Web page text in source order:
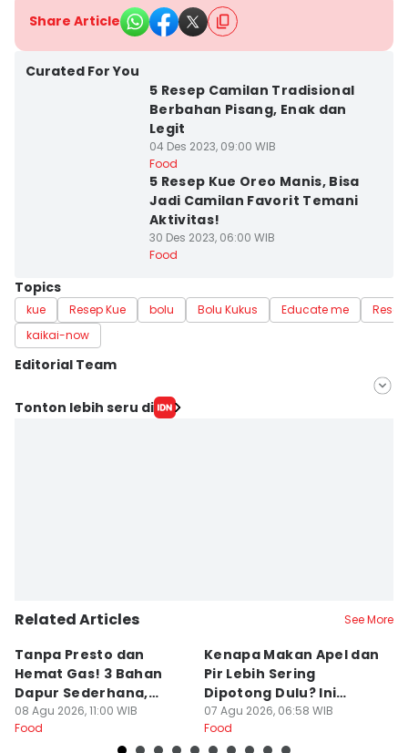
Share Article
Curated For You
5 Resep Camilan Tradisional
Berbahan Pisang, Enak dan
Legit
04 Des 2023, 09:00 WIB
Food
5 Resep Kue Oreo Manis, Bisa
Jadi Camilan Favorit Temani
Aktivitas!
30 Des 2023, 06:00 WIB
Food
Topics
kue Resep Kue bolu Bolu Kukus Educate me
kaikai-now
Editorial Team
Editor
Tonton lebih seru di
Related Articles See More
Tanpa Presto dan
Hemat Gas! 3 Bahan
Dapur Sederhana,
Daging Sapi Empuk
Dalam 15 Menit
08 Agu 2026, 11:00 WIB
Food
Kenapa Makan Apel dan
Pir Lebih Sering
Dipotong Dulu? Ini
Alasannya
07 Agu 2026, 06:58 WIB
Food